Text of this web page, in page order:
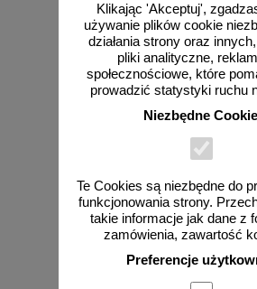
Klikając 'Akceptuj',
używanie plików cookie
działania strony oraz
pliki analityczne,
społecznościowe, które
prowadzić statystyki ruchu
Niezbędne
Te Cookies są niezbędne do
funkcjonowania strony.
takie informacje jak dane z
zamówienia, zawartość
Preferencje
od 2,58 zł
2,10 zł netto
do koszyka